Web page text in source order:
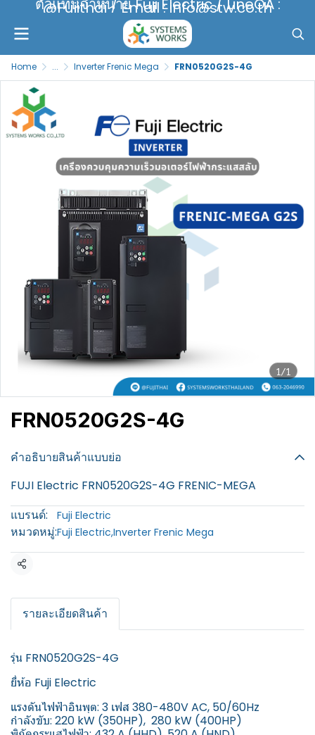
ตัวแทนจำหน่าย Fuji Electric / LineOA :
@Fujithai / Email : info@stw.co.th
Home ... Inverter Frenic Mega FRN0520G2S-4G
1/1
FRN0520G2S-4G
คำอธิบายสินค้าแบบย่อ
FUJI Electric FRN0520G2S-4G FRENIC-MEGA
แบรนด์:
Fuji Electric
หมวดหมู่:Fuji Electric,Inverter Frenic Mega
แชร์
รายละเอียดสินค้า
รุ่น FRN0520G2S-4G
ยี่ห้อ Fuji Electric
แรงดันไฟฟ้าอินพุต: 3 เฟส 380-480V AC, 50/60Hz
กำลังขับ: 220 kW (350HP), 280 kW (400HP)